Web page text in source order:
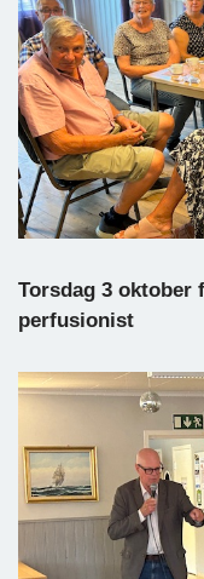
Torsdag 3 oktober
perfusionist